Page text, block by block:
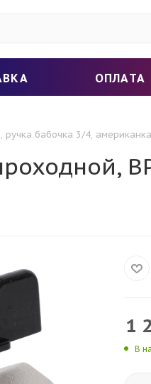
ОПЛАТА
бабочка 3/4, американка
1
В